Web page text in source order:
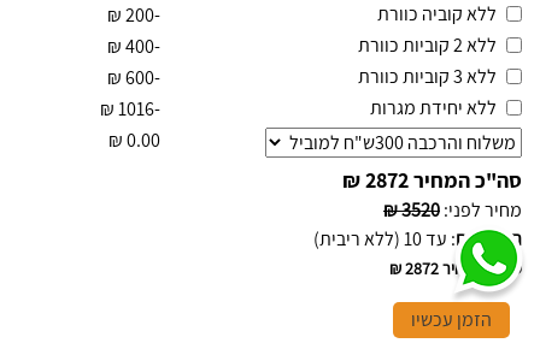
ללא קוביה כוורת
-200
₪
ללא 2 קוביות כוורת
-400
₪
ללא 3 קוביות כוורת
-600
₪
ללא יחידת מגרות
-1016
₪
0.00
₪
סה"כ המחיר2872 ₪
מחיר לפני:
3520 ₪
תשלומים: עד 10 (ללא ריבית)
סה"כ המחיר2872 ₪
הזמן עכשיו